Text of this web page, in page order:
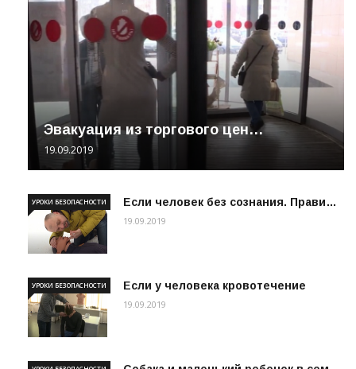
Эвакуация из торгового цен…
19.09.2019
Если человек без сознания. Прави…
УРОКИ БЕЗОПАСНОСТИ
19.09.2019
Если у человека кровотечение
УРОКИ БЕЗОПАСНОСТИ
19.09.2019